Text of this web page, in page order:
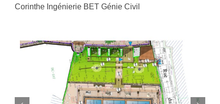
Corinthe Ingénierie BET Génie Civil